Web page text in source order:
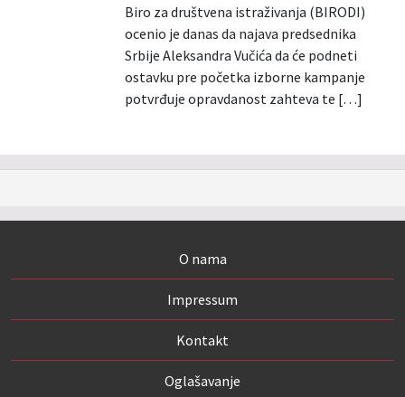
Biro za društvena istraživanja (BIRODI)
ocenio je danas da najava predsednika
Srbije Aleksandra Vučića da će podneti
ostavku pre početka izborne kampanje
potvrđuje opravdanost zahteva te […]
O nama
Impressum
Kontakt
Oglašavanje